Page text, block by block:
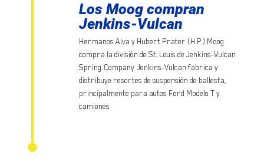
Los Moog compran
Jenkins-Vulcan
Hermanos Alva y Hubert Prater (H.P.) Moog
compra la división de St. Louis de Jenkins-Vulcan
Spring Company. Jenkins-Vulcan fabrica y
distribuye resortes de suspensión de ballesta,
principalmente para autos Ford Modelo T y
camiones.